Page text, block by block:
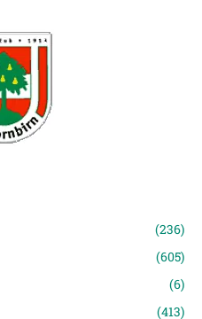
(236)
(605)
(6)
(413)